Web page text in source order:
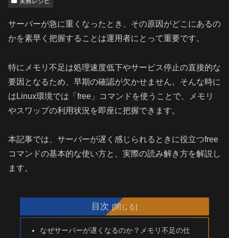
サーバーが急に重くなったとき、その原因がどこにあるの
かを素早く把握することは運用者にとって重要です。
特にメモリ不足は処理速度低下やサービス停止の直接的な
要因となるため、早期の確認が欠かせません。そんな時に
はLinux環境では「free」コマンドを使うことで、メモリ
やスワップの利用状況を即座に把握できます。
本記事では、サーバーが遅く感じられるときに役立つfree
コマンドの基本的な使い方と、実際の読み解き方を解説し
ます。
目次
なぜサーバーが遅くなるのか？メモリ不足の仕